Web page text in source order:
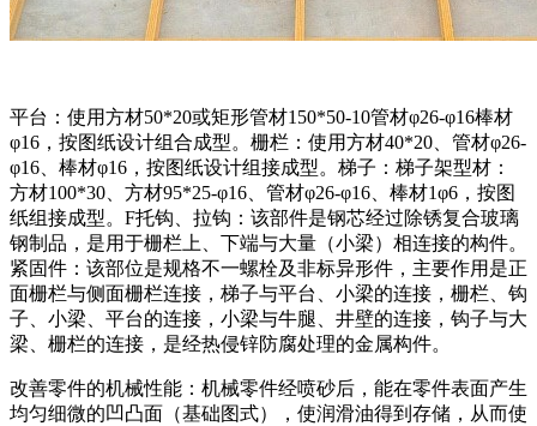
平台：使用方材50*20或矩形管材150*50-10管材φ26-φ16棒材
φ16，按图纸设计组合成型。栅栏：使用方材40*20、管材φ26-
φ16、棒材φ16，按图纸设计组接成型。梯子：梯子架型材：
方材100*30、方材95*25-φ16、管材φ26-φ16、棒材1φ6，按图
纸组接成型。F托钩、拉钩：该部件是钢芯经过除锈复合玻璃
钢制品，是用于栅栏上、下端与大量（小梁）相连接的构件。
紧固件：该部位是规格不一螺栓及非标异形件，主要作用是正
面栅栏与侧面栅栏连接，梯子与平台、小梁的连接，栅栏、钩
子、小梁、平台的连接，小梁与牛腿、井壁的连接，钩子与大
梁、栅栏的连接，是经热侵锌防腐处理的金属构件。
改善零件的机械性能：机械零件经喷砂后，能在零件表面产生
均匀细微的凹凸面（基础图式），使润滑油得到存储，从而使